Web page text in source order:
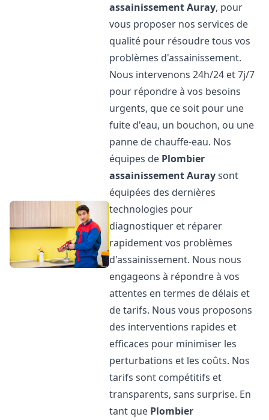
assainissementAuray, pour
vous proposer nos services de
qualité pour résoudre tous vos
problèmes d'assainissement.
Nous intervenons 24h/24 et 7j/7
pour répondre à vos besoins
urgents, que ce soit pour une
fuite d'eau, un bouchon, ou une
panne de chauffe-eau. Nos
équipes de Plombier
assainissementAuraysont
équipées des dernières
technologies pour
diagnostiquer et réparer
rapidement vos problèmes
d'assainissement. Nous nous
engageons à répondre à vos
attentes en termes de délais et
de tarifs. Nous vous proposons
des interventions rapides et
efficaces pour minimiser les
perturbations et les coûts. Nos
tarifs sont compétitifs et
transparents, sans surprise. En
tant que Plombier